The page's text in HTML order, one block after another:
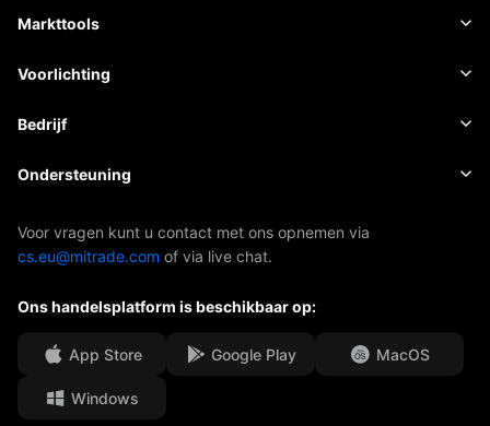
Grondstoffen
Handelsplatform
Risicobeheer
Markttools
Economische kalender
Nieuws
Voorlichting
Basis
EBook
Bedrijf
Over Mitrade
Onze onderscheidingen
Media Centre
Carrièremogelijkheden
Juridische documenten
Ondersteuning
Afdeling Help
Veelgestelde vragen (FAQ)
Voor vragen kunt u contact met ons opnemen via
cs.eu@mitrade.com of via live chat.
Ons handelsplatform is beschikbaar op:
App Store Google Play MacOS
Windows